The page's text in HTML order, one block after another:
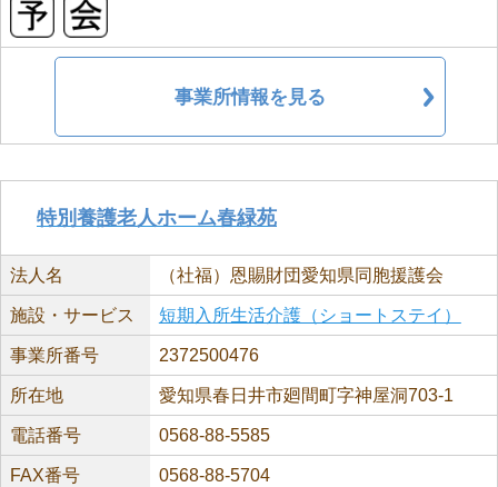
事業所情報を見る
特別養護老人ホーム春緑苑
法人名 （社福）恩賜財団愛知県同胞援護会
施設・サービス 短期入所生活介護（ショートステイ）
事業所番号 2372500476
所在地 愛知県春日井市廻間町字神屋洞703-1
電話番号 0568-88-5585
FAX番号 0568-88-5704